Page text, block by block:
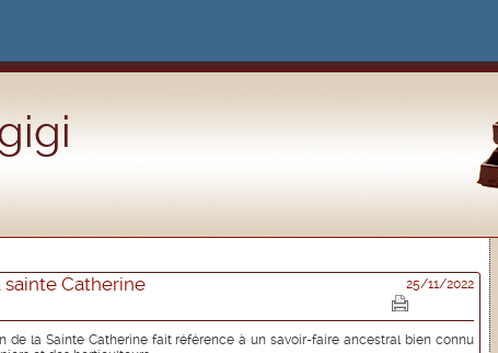
sainte Catherine 25/11/2022
de la Sainte Catherine fait référence à un savoir-faire ancestral bien connu